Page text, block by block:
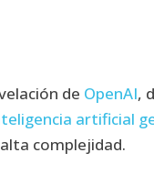
de OpenAI,
artificial
complejidad.